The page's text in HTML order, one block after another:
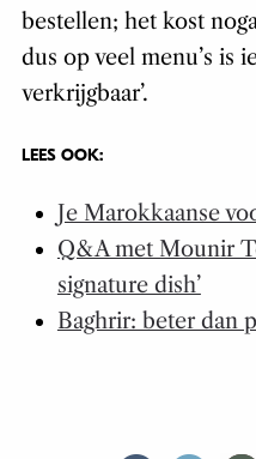
bestellen; het kost
dus op veel menu’s is
verkrijgbaar’.
LEES OOK:
Je Marokkaanse
Q&A met Mounir
signature dish’
Baghrir: beter dan